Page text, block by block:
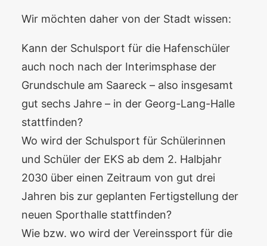
Wir möchten daher von der Stadt wissen:
Kann der Schulsport für die Hafenschüler
auch noch nach der Interimsphase der
Grundschule am Saareck – also insgesamt
gut sechs Jahre – in der Georg-Lang-Halle
stattfinden?
Wo wird der Schulsport für Schülerinnen
und Schüler der EKS ab dem 2. Halbjahr
2030 über einen Zeitraum von gut drei
Jahren bis zur geplanten Fertigstellung der
neuen Sporthalle stattfinden?
Wie bzw. wo wird der Vereinssport für die